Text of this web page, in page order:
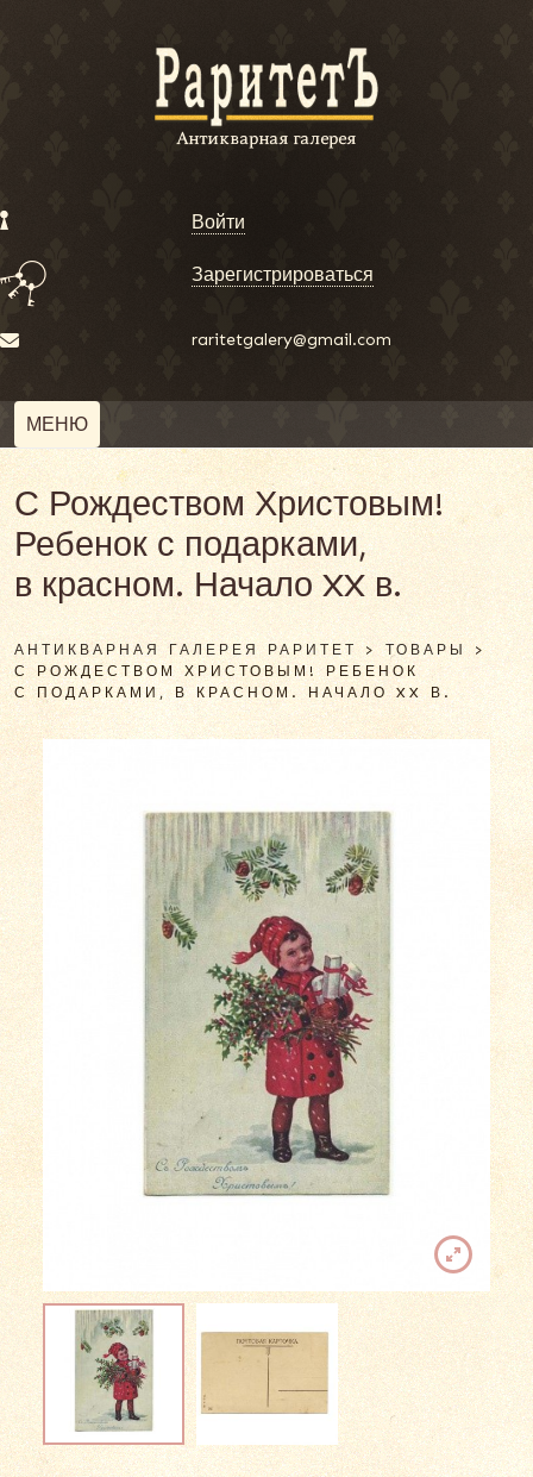
Войти
Зарегистрироваться
raritetgalery@gmail.com
МЕНЮ
С Рождеством Христовым!
Ребенок с подарками,
в красном. Начало XX в.
АНТИКВАРНАЯ ГАЛЕРЕЯ РАРИТЕТ >ТОВАРЫ >
С РОЖДЕСТВОМ ХРИСТОВЫМ! РЕБЕНОК
С ПОДАРКАМИ, В КРАСНОМ. НАЧАЛО XX В.